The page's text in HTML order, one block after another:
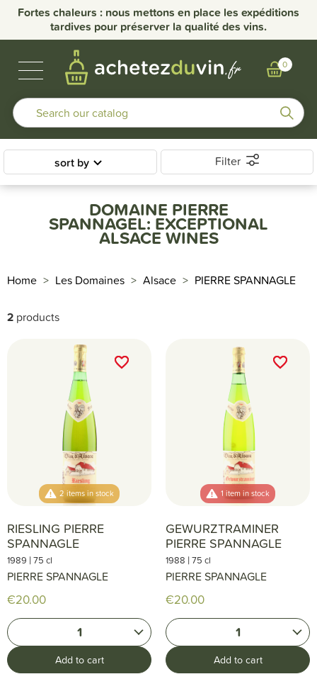
Fortes chaleurs : nous mettons en place les expéditions
tardives pour préserver la qualité des vins.
0
BURGUNDY WINES
OUR DOMAINS
OTHER REGIONS
BUBBLES & SPIRITS
sort by Filter
Home Les Domaines Alsace PIERRE SPANNAGLE
DOMAINE PIERRE
SPANNAGEL: EXCEPTIONAL
ALSACE WINES
2 products
2 items in stock
RIESLING PIERRE
SPANNAGLE
1989 |75 cl
PIERRE SPANNAGLE
€20.00
1
Add to cart
favorite_border
favorite_border
1 item in stock
GEWURZTRAMINER
PIERRE SPANNAGLE
1988 |75 cl
PIERRE SPANNAGLE
€20.00
1
Add to cart
favorite_border
favorite_border